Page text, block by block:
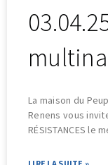
La maison du
Renens vous
RÉSISTANCES le